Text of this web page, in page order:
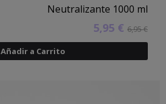
Neutralizante 1000 ml
5,95 € 6,95 €
Añadir a Carrito